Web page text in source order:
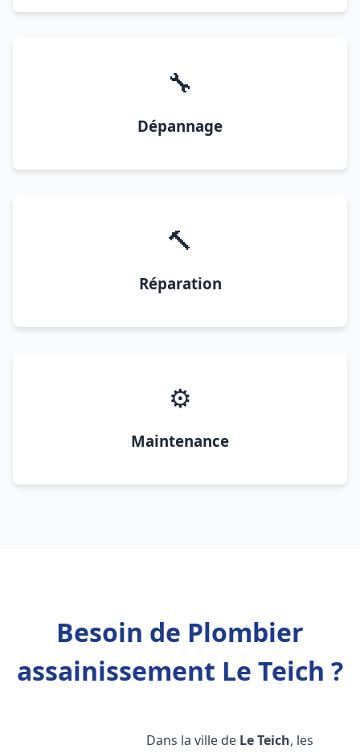
🔧
Dépannage
🔨
Réparation
⚙️
Maintenance
Besoin de Plombier
assainissement Le Teich ?
Dans la ville de Le Teich, les